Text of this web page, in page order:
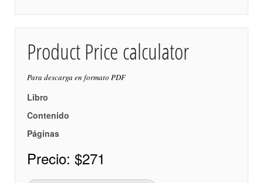
Product Price calculator
Para descarga en formato PDF
Libro
Contenido
Páginas
Precio: $271